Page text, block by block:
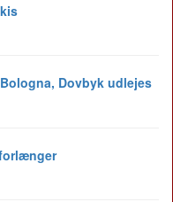
Dovbyk udlejes